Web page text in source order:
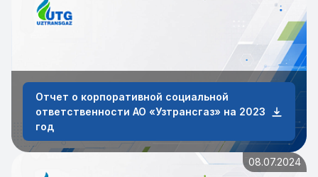
Отчет о корпоративной социальной
ответственности АО «Узтрансгаз» на 2023
год
08.07.2024